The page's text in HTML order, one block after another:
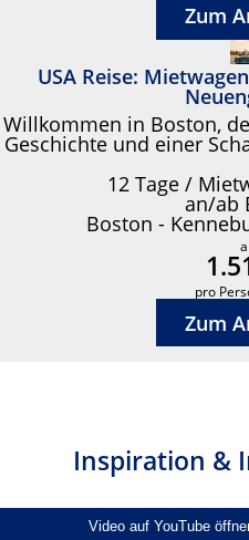
Zum
USA Reise:
Willkommen in Boston,
Geschichte und einer
12 Tage /
an/ab
Boston -
pro
Zum
Inspiration &
Video auf YouTube